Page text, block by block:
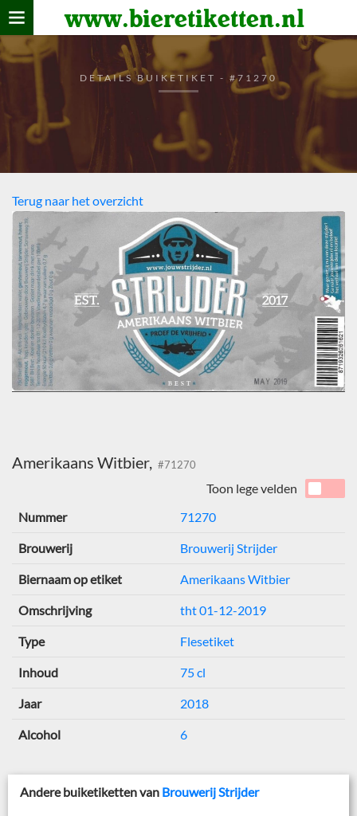
www.bieretiketten.nl
Home
verzamelen
De bierkaart
Bezoekers
DETAILS BUIKETIKET - #71270
Terug naar het overzicht
Amerikaans Witbier, #71270
Toon lege velden
Nummer
71270
Brouwerij Brouwerij Strijder
Biernaam op etiket Amerikaans Witbier
Omschrijving tht 01-12-2019
Type Flesetiket
Inhoud 75 cl
Jaar 2018
Alcohol 6
Andere buiketiketten van Brouwerij Strijder